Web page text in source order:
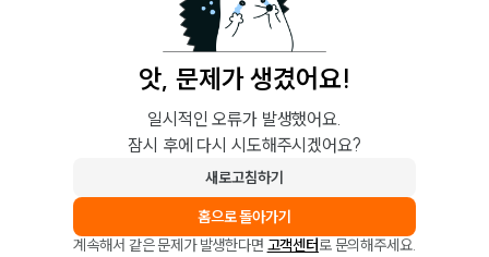
앗, 문제가 생겼어요!
일시적인 오류가 발생했어요.
잠시 후에 다시 시도해주시겠어요?
새로고침하기
홈으로 돌아가기
계속해서 같은 문제가 발생한다면 고객센터로 문의해주세요.